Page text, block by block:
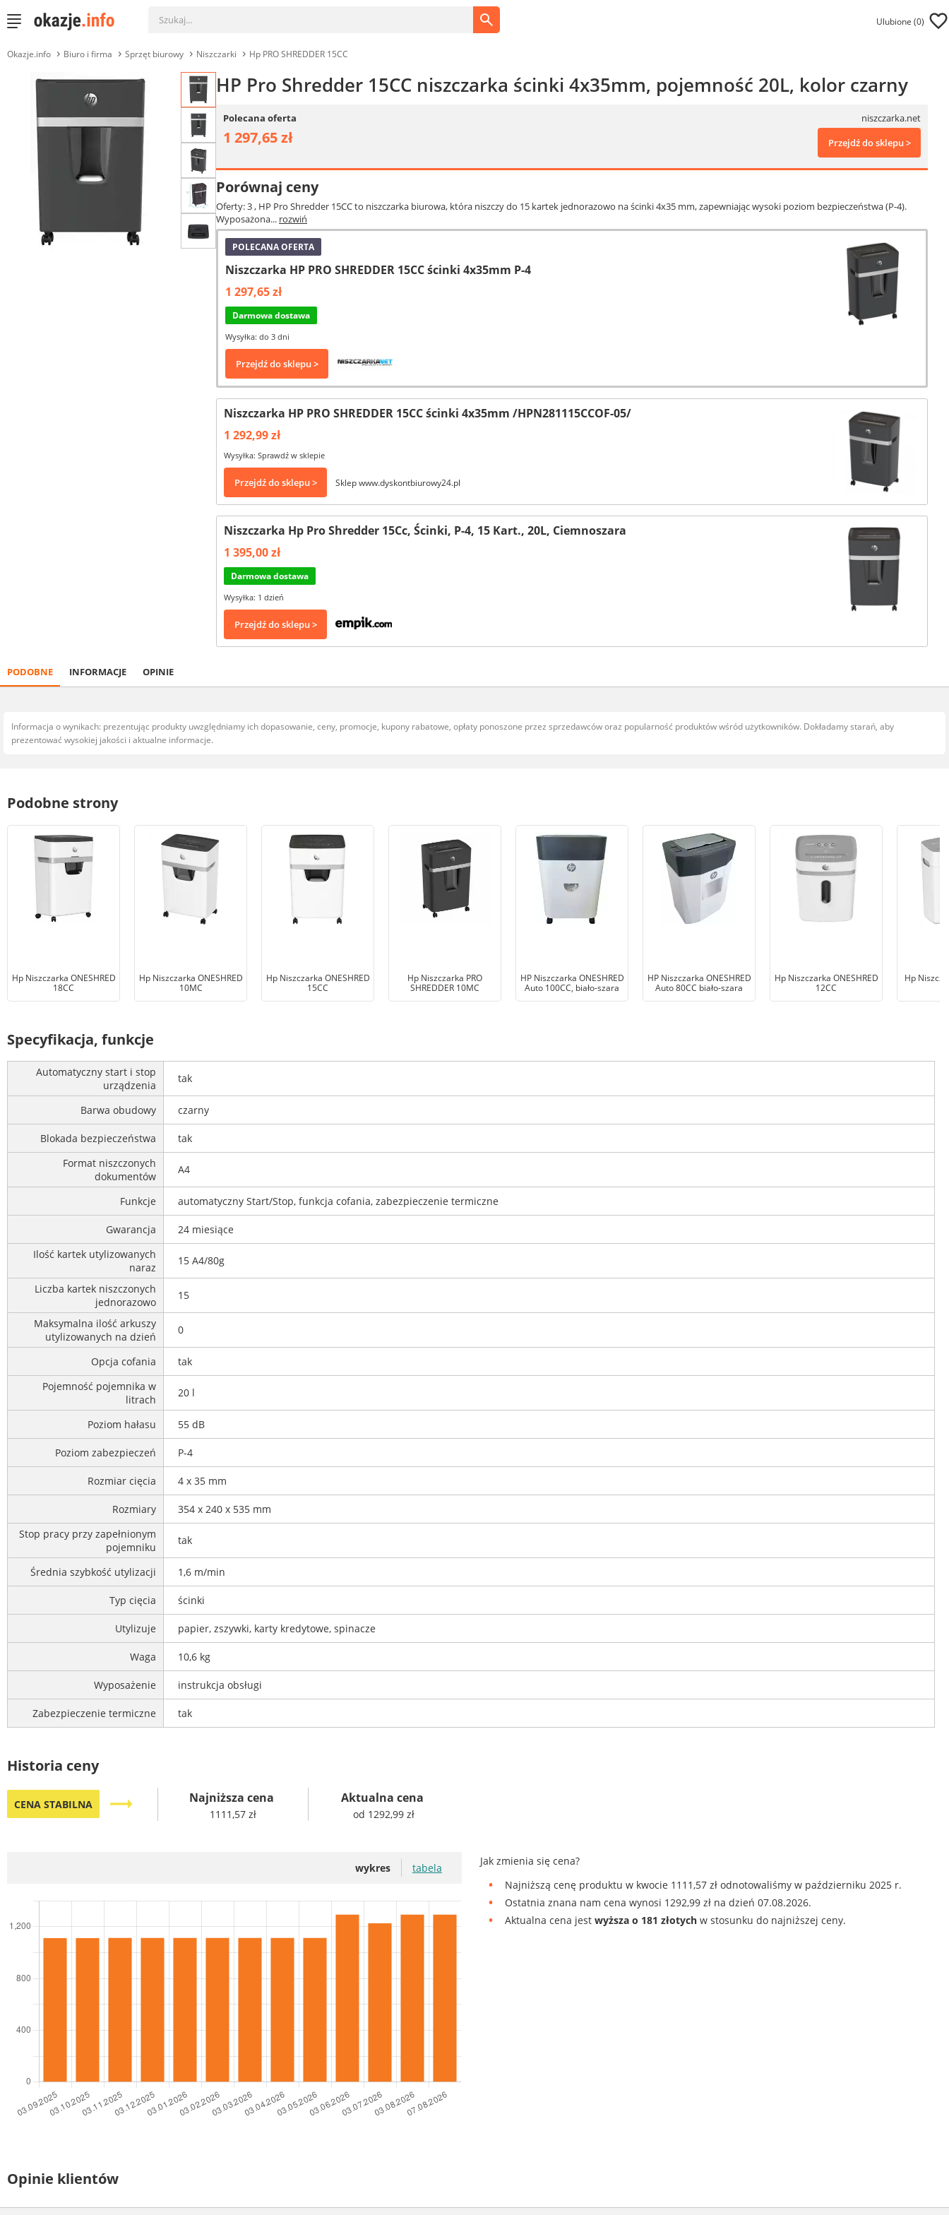
Ulubione (0)
Okazje.info Biuro i firma Sprzęt biurowy Niszczarki Hp PRO SHREDDER 15CC
HP Pro Shredder 15CC niszczarka ścinki 4x35mm, pojemność 20L, kolor czarny
Polecana oferta niszczarka.net
1 297,65 zł Przejdź do sklepu >
Porównaj ceny
Oferty: 3, HP Pro Shredder 15CC to niszczarka biurowa, która niszczy do 15 kartek jednorazowo na ścinki 4x35 mm, zapewniając wysoki poziom bezpieczeństwa (P-4).
Wyposażona... rozwiń
POLECANA OFERTA
Niszczarka HP PRO SHREDDER 15CC ścinki 4x35mm P-4
1 297,65 zł
Darmowa dostawa
Wysyłka: do 3 dni
Przejdź do sklepu >
Niszczarka HP PRO SHREDDER 15CC ścinki 4x35mm /HPN281115CCOF-05/
1 292,99 zł
Wysyłka: Sprawdź w sklepie
Przejdź do sklepu > Sklep www.dyskontbiurowy24.pl
Niszczarka Hp Pro Shredder 15Cc, Ścinki, P-4, 15 Kart., 20L, Ciemnoszara
1 395,00 zł
Darmowa dostawa
Wysyłka: 1 dzień
Przejdź do sklepu >
PODOBNE INFORMACJE OPINIE
Informacja o wynikach: prezentując produkty uwzględniamy ich dopasowanie, ceny, promocje, kupony rabatowe, opłaty ponoszone przez sprzedawców oraz popularność produktów wśród użytkowników. Dokładamy starań, aby
prezentować wysokiej jakości i aktualne informacje.
Podobne strony
Hp Niszczarka ONESHRED
18CC
Hp Niszczarka ONESHRED
10MC
Hp Niszczarka ONESHRED
15CC
Hp Niszczarka PRO
SHREDDER 10MC
HP Niszczarka ONESHRED
Auto 100CC, biało-szara
HP Niszczarka ONESHRED
Auto 80CC biało-szara
Hp Niszczarka ONESHRED
12CC
Hp
Specyfikacja, funkcje
Automatyczny start i stop
urządzenia
tak
Barwa obudowy czarny
Blokada bezpieczeństwa
tak
Format niszczonych
dokumentów
A4
Funkcje automatyczny Start/Stop, funkcja cofania, zabezpieczenie termiczne
Gwarancja
24 miesiące
Ilość kartek utylizowanych
naraz
15 A4/80g
Liczba kartek niszczonych
jednorazowo
15
Maksymalna ilość arkuszy
utylizowanych na dzień
0
Opcja cofania
tak
Pojemność pojemnika w
litrach
20 l
Poziom hałasu 55 dB
Poziom zabezpieczeń P-4
Rozmiar cięcia 4 x 35 mm
Rozmiary
354 x 240 x 535 mm
Stop pracy przy zapełnionym
pojemniku
tak
Średnia szybkość utylizacji 1,6 m/min
Typ cięcia ścinki
Utylizuje papier, zszywki, karty kredytowe, spinacze
Waga 10,6 kg
Wyposażenie instrukcja obsługi
Zabezpieczenie termiczne tak
Historia ceny
CENA STABILNA trending_flat Najniższa cena
1111,57 zł
Aktualna cena
od 1292,99 zł
wykres tabela
Jak zmienia się cena?
Najniższą cenę produktu w kwocie 1111,57 zł odnotowaliśmy w październiku 2025 r.
Ostatnia znana nam cena wynosi 1292,99 zł na dzień 07.08.2026.
Aktualna cena jestwyższa o 181 złotych w stosunku do najniższej ceny.
Opinie klientów